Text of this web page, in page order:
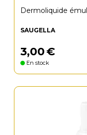
Dermoliquide
SAUGELLA
3,00€
En stock